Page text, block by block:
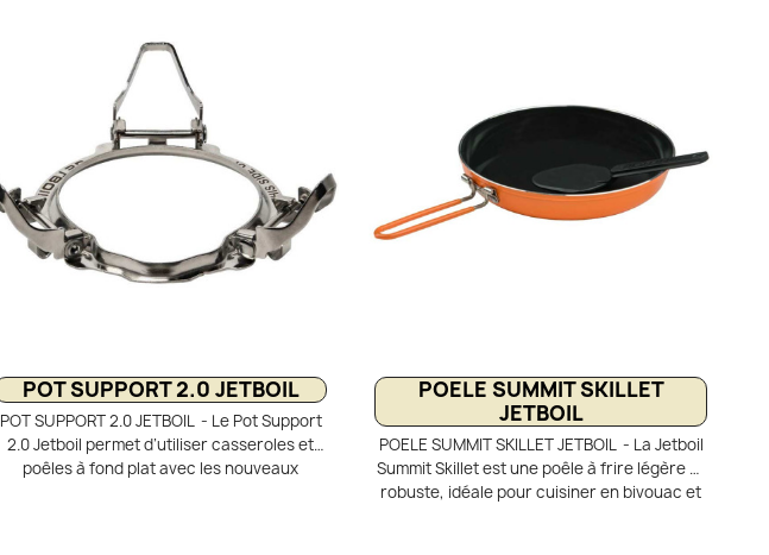
ustensiles de cuisson. Kit robuste et
emboîtable comprenant fourchette, cuillère
et couteau, facile à transporter et à
nettoyer.
efficacement. Robuste et pratique, elle
dispose de poignées repliables anti-brûlure
et d’un revêtement céramique facile à
nettoyer.
POT SUPPORT 2.0 JETBOIL
POT SUPPORT 2.0 JETBOIL - Le Pot Support
2.0 Jetboil permet d’utiliser casseroles et
poêles à fond plat avec les nouveaux
POELE SUMMIT SKILLET
JETBOIL
POELE SUMMIT SKILLET JETBOIL - La Jetboil
Summit Skillet est une poêle à frire légère et
robuste, idéale pour cuisiner en bivouac et